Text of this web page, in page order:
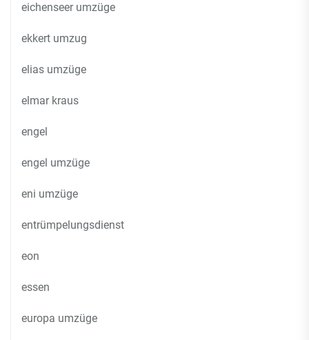
eichenseer umzüge
ekkert umzug
elias umzüge
elmar kraus
engel
engel umzüge
eni umzüge
entrümpelungsdienst
eon
essen
europa umzüge